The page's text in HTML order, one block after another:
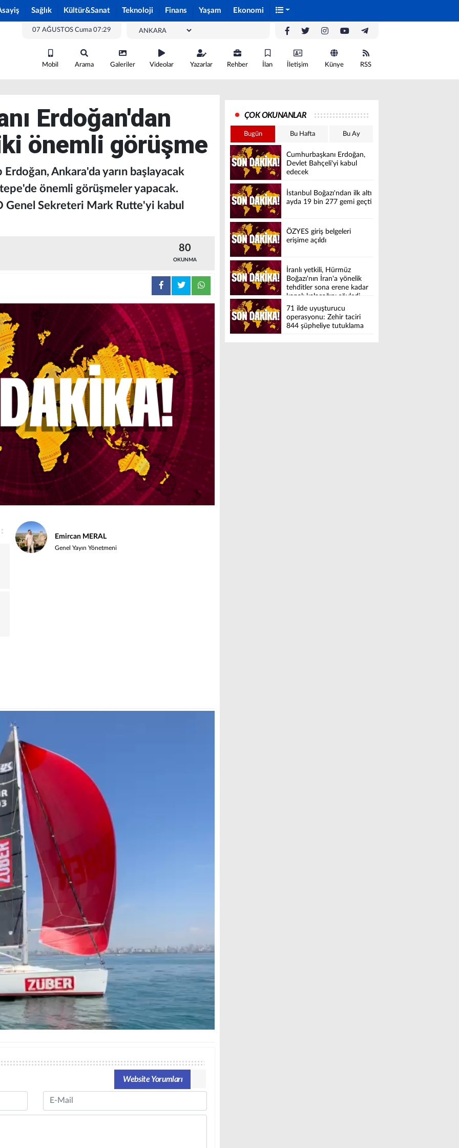
Sağlık Kültür&Sanat Teknoloji Finans Yaşam Ekonomi
07 AĞUSTOS Cuma 07:29
Mobil Arama Galeriler Videolar Yazarlar Rehber İlan İletişim Künye RSS
Erdoğan'dan
önemli görüşme
Ankara'da yarın başlayacak
önemli görüşmeler yapacak.
Genel Sekreteri Mark Rutte'yi kabul
80
OKUNMA
Emircan MERAL
Genel Yayın Yönetmeni
Website Yorumları
Email
ÇOK OKUNANLAR
Bugün Bu Hafta Bu Ay
Cumhurbaşkanı Erdoğan,
Devlet Bahçeli'yi kabul
edecek
İstanbul Boğazı'ndan ilk altı
ayda 19 bin 277 gemi geçti
ÖZYES giriş belgeleri
erişime açıldı
İranlı yetkili, Hürmüz
Boğazı'nın İran'a yönelik
tehditler sona erene kadar
kapalı kalacağını söyledi
71 ilde uyuşturucu
operasyonu: Zehir taciri
844 şüpheliye tutuklama